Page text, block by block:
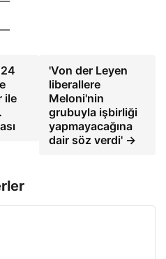
ile
'Von der Leyen
liberallere
Meloni'nin
grubuyla işbirliği
yapmayacağına
dair söz verdi' →